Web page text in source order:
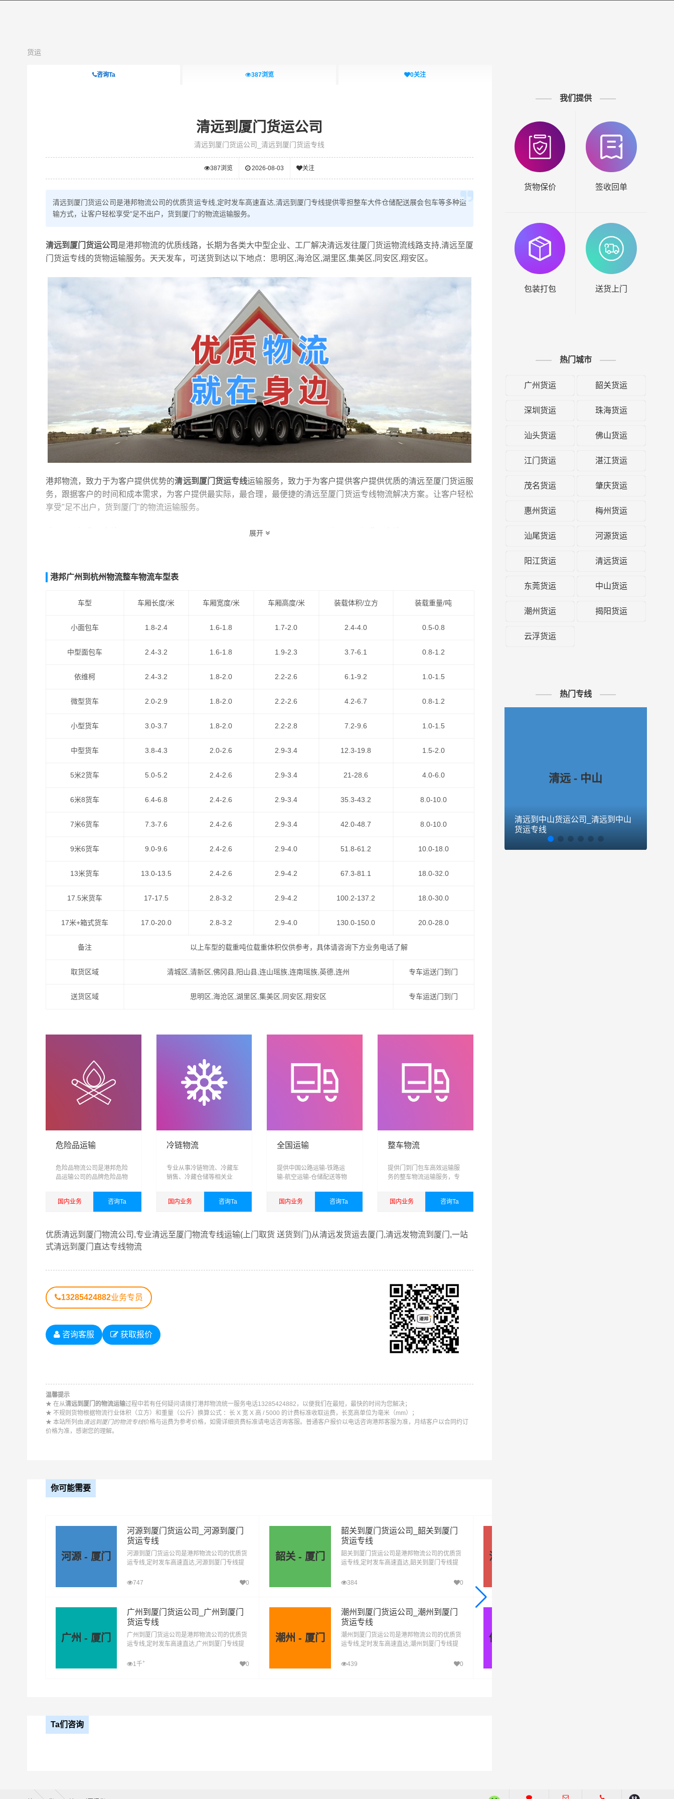
货运
咨询Ta 387浏览 0关注
清远到厦门货运公司
清远到厦门货运公司_清远到厦门货运专线
387浏览 2026-08-03 关注
清远到厦门货运公司是港邦物流公司的优质货运专线,定时发车高速直达,清远到厦门专线提供零担整车大件仓储配送展会包车等多种运
输方式，让客户轻松享受"足不出户，货到厦门"的物流运输服务。
清远到厦门货运公司 是港邦物流的优质线路，长期为各类大中型企业、工厂解决清远发往厦门货运物流线路支持,清远至厦
门货运专线的货物运输服务。天天发车，可送货到达以下地点：思明区,海沧区,湖里区,集美区,同安区,翔安区。
港邦物流，致力于为客户提供优势的清远到厦门货运专线运输服务，致力于为客户提供客户提供优质的清远至厦门货运服
务，跟据客户的时间和成本需求，为客户提供最实际，最合理，最便捷的清远至厦门货运专线物流解决方案。让客户轻松
享受"足不出户，货到厦门"的物流运输服务。
是港邦物流清远到福建省际汽运专线系列之一，为客户提供
港邦物流作为 清远到厦门物流公司
方位的整车物流，零担运输，门到门运输，点到点配送，送货到指定地点。港邦物流是中国人民财产保险公司货运险的签
2、高速往返，自由车辆运输，各种车型具备配送。
3、长期运营合作：汽车配件专业运输与配送。
价格优惠，运货及时，欢迎来电咨询清远至厦门专线， 港邦物流公司将为您全力以赴！
清远到厦门物流服务项目
1、提供一站式门到门清远到厦门物流服务（上门提货、家具拆卸、物品包装、送货到您的家中）。
2、可上门看货，现场为客户提供准确报价，并提供运输方案。
4、公司与中国太平洋财产保险、平安保险长期合作，一旦货物出险将有专人全程负责处理理赔事宜，免除您的后顾之
清远货运公司成立于2016年，经营范围包括道路货物运输，国际货物运输代理，仓储服务，装卸服务，搬运服务，包装服
务，企业管理咨询，商务咨询，自有汽车租赁，办公文化用品，电子产品，五金交电，日用百货销售，电子商务，从事货
物进口及技术进口业务。港邦清远货运公司 以珠三角，长三角和京津冀等区域为转运中心，面向国内国际为您提供清远到
厦门货运专线，包括国内公路汽车运输
、铁路火车运输、航空货运货运以及国际空运、国际海运代理、电商货运仓储等一
厦门物流 #厦门货运
展开
港邦广州到杭州物流整车物流车型表
车型 车厢长度/米 车厢宽度/米 车厢高度/米 装载体积/立方 装载重量/吨
小面包车 1.8-2.4 1.6-1.8 1.7-2.0 2.4-4.0 0.5-0.8
中型面包车 2.4-3.2 1.6-1.8 1.9-2.3 3.7-6.1 0.8-1.2
依维柯 2.4-3.2 1.8-2.0 2.2-2.6 6.1-9.2 1.0-1.5
微型货车 2.0-2.9 1.8-2.0 2.2-2.6 4.2-6.7 0.8-1.2
小型货车 3.0-3.7 1.8-2.0 2.2-2.8 7.2-9.6 1.0-1.5
中型货车 3.8-4.3 2.0-2.6 2.9-3.4 12.3-19.8 1.5-2.0
5米2货车 5.0-5.2 2.4-2.6 2.9-3.4 21-28.6 4.0-6.0
6米8货车 6.4-6.8 2.4-2.6 2.9-3.4 35.3-43.2 8.0-10.0
7米6货车 7.3-7.6 2.4-2.6 2.9-3.4 42.0-48.7 8.0-10.0
9米6货车 9.0-9.6 2.4-2.6 2.9-4.0 51.8-61.2 10.0-18.0
13米货车 13.0-13.5 2.4-2.6 2.9-4.2 67.3-81.1 18.0-32.0
17.5米货车 17-17.5 2.8-3.2 2.9-4.2 100.2-137.2 18.0-30.0
17米+箱式货车 17.0-20.0 2.8-3.2 2.9-4.0 130.0-150.0 20.0-28.0
备注 以上车型的载重吨位载重体积仅供参考，具体请咨询下方业务电话了解
取货区域 清城区,清新区,佛冈县,阳山县,连山瑶族,连南瑶族,英德,连州 专车运送门到门
送货区域 思明区,海沧区,湖里区,集美区,同安区,翔安区 专车运送门到门
危险品运输
危险品物流公司是港邦危险
品运输公司的品牌危险品物
国内业务 咨询Ta
冷链物流
专业从事冷链物流、冷藏车
销售、冷藏仓储等相关业
域、网络化、信息化、智能
化、具有供应链管理能力的
国内业务 咨询Ta
全国运输
提供中国公路运输-铁路运
输-航空运输-仓储配送等物
国内业务 咨询Ta
整车物流
提供门到门包车高效运输服
务的整车物流运输服务，专
车运输方案
国内业务 咨询Ta
优质清远到厦门物流公司,专业清远至厦门物流专线运输(上门取货 送货到门)从清远发货运去厦门,清远发物流到厦门,一站
式清远到厦门直达专线物流
13285424882业务专员
咨询客服 获取报价
温馨提示
★ 在从清远到厦门的物流运输过程中若有任何疑问请拨打港邦物流统一服务电话13285424882，以便我们在最短，最快的时间为您解决；
★ 不规则货物根据物流行业体积（立方）和重量（公斤）换算公式 ：长 X 宽 X 高 / 5000 的计费标准收取运费，长宽高单位为毫米（mm）；
★ 本站所列由清远到厦门的物流专线价格与运费为参考价格，如需详细资费标准请电话咨询客服。普通客户报价以电话咨询港邦客服为准，月结客户以合同约订
价格为准，感谢您的理解。
你可能需要
河源 - 厦门
河源到厦门货运公司_河源到厦门
货运专线
河源到厦门货运公司是港邦物流公司的优质货
运专线,定时发车高速直达,河源到厦门专线提
方式，让客户轻松享受"足不出户，货到厦
747 0
韶关 - 厦门
韶关到厦门货运公司_韶关到厦门
货运专线
韶关到厦门货运公司是港邦物流公司的优质货
运专线,定时发车高速直达,韶关到厦门专线提
方式，让客户轻松享受"足不出户，货到厦
384 0
江门 - 厦门
广州 - 厦门
广州到厦门货运公司_广州到厦门
货运专线
广州到厦门货运公司是港邦物流公司的优质货
运专线,定时发车高速直达,广州到厦门专线提
方式，让客户轻松享受"足不出户，货到厦
1千+ 0
潮州 - 厦门
潮州到厦门货运公司_潮州到厦门
货运专线
潮州到厦门货运公司是港邦物流公司的优质货
运专线,定时发车高速直达,潮州到厦门专线提
方式，让客户轻松享受"足不出户，货到厦
439 0
佛山 - 厦门
Ta们咨询
我们提供
货物保价 签收回单
包装打包 送货上门
热门城市
广州货运 韶关货运
深圳货运 珠海货运
汕头货运 佛山货运
江门货运 湛江货运
茂名货运 肇庆货运
惠州货运 梅州货运
汕尾货运 河源货运
阳江货运 清远货运
东莞货运 中山货运
潮州货运 揭阳货运
云浮货运
热门专线
清远 - 中山
清远到中山货运公司_清远到中山
货运专线